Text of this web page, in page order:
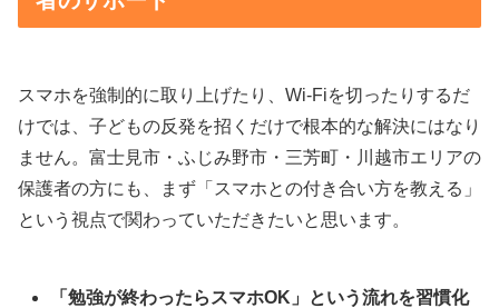
スマホを強制的に取り上げたり、Wi-Fiを切ったりするだ
けでは、子どもの反発を招くだけで根本的な解決にはなり
ません。富士見市・ふじみ野市・三芳町・川越市エリアの
保護者の方にも、まず「スマホとの付き合い方を教える」
という視点で関わっていただきたいと思います。
「勉強が終わったらスマホOK」という流れを習慣化